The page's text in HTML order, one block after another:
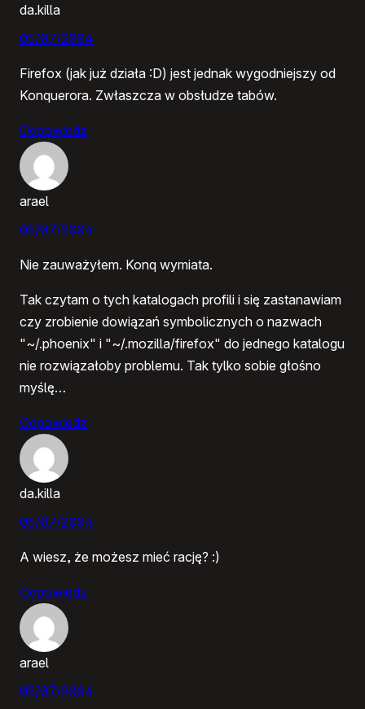
da.killa
05/07/2004
Firefox (jak już działa :D) jest jednak wygodniejszy od
Konquerora. Zwłaszcza w obsłudze tabów.
Odpowiedz
arael
05/07/2004
Nie zauważyłem. Konq wymiata.
Tak czytam o tych katalogach profili i się zastanawiam
czy zrobienie dowiązań symbolicznych o nazwach
"~/.phoenix" i "~/.mozilla/firefox" do jednego katalogu
nie rozwiązałoby problemu. Tak tylko sobie głośno
myślę…
Odpowiedz
da.killa
05/07/2004
A wiesz, że możesz mieć rację? :)
Odpowiedz
arael
05/07/2004